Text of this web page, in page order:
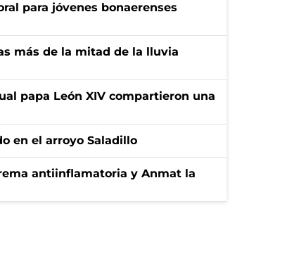
para jóvenes bonaerenses
más de la mitad de la lluvia
papa León XIV compartieron una
en el arroyo Saladillo
antiinflamatoria y Anmat la